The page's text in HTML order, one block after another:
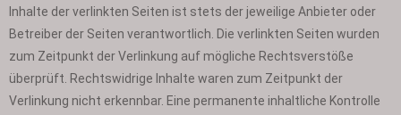
Inhalte der verlinkten Seiten ist stets der jeweilige Anbieter oder
Betreiber der Seiten verantwortlich. Die verlinkten Seiten wurden
zum Zeitpunkt der Verlinkung auf mögliche Rechtsverstöße
überprüft. Rechtswidrige Inhalte waren zum Zeitpunkt der
Verlinkung nicht erkennbar. Eine permanente inhaltliche Kontrolle